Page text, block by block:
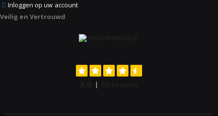
Inloggen op uw account
Veilig en Vertrouwd